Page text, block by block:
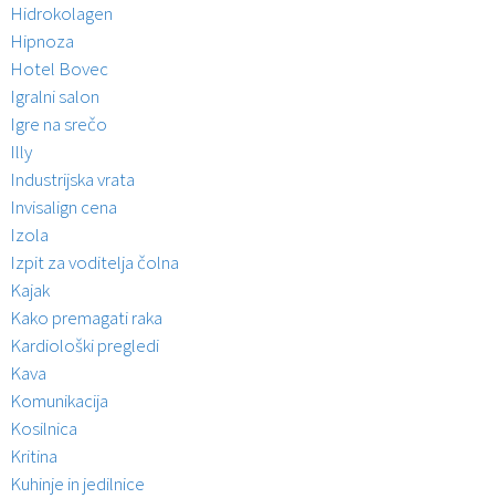
Hidrokolagen
Hipnoza
Hotel Bovec
Igralni salon
Igre na srečo
Illy
Industrijska vrata
Invisalign cena
Izola
Izpit za voditelja čolna
Kajak
Kako premagati raka
Kardiološki pregledi
Kava
Komunikacija
Kosilnica
Kritina
Kuhinje in jedilnice